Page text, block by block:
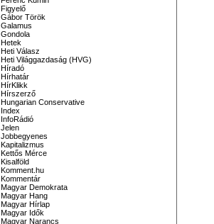
Figyelő
Gábor Török
Galamus
Gondola
Hetek
Heti Válasz
Heti Világgazdaság (HVG)
Híradó
Hírhatár
HírKlikk
Hírszerző
Hungarian Conservative
Index
InfoRádió
Jelen
Jobbegyenes
Kapitalizmus
Kettős Mérce
Kisalföld
Komment.hu
Kommentár
Magyar Demokrata
Magyar Hang
Magyar Hírlap
Magyar Idők
Magyar Narancs